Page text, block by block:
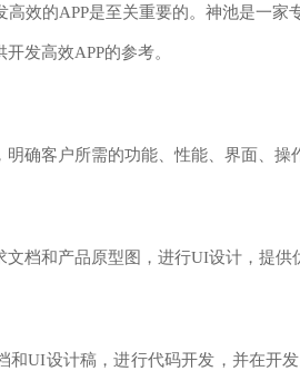
的APP是至关重要的。神池是一家
发高效APP的参考。
客户所需的功能、性能、界面、操
和产品原型图，进行UI设计，提供
UI设计稿，进行代码开发，并在开